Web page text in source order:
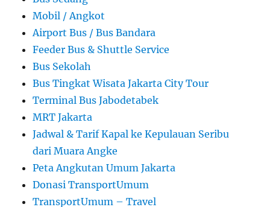
Mobil / Angkot
Airport Bus / Bus Bandara
Feeder Bus & Shuttle Service
Bus Sekolah
Bus Tingkat Wisata Jakarta City Tour
Terminal Bus Jabodetabek
MRT Jakarta
Jadwal & Tarif Kapal ke Kepulauan Seribu
dari Muara Angke
Peta Angkutan Umum Jakarta
Donasi TransportUmum
TransportUmum – Travel